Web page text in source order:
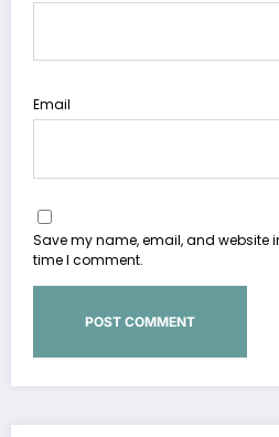
Email
Save my name, email, and website
time I comment.